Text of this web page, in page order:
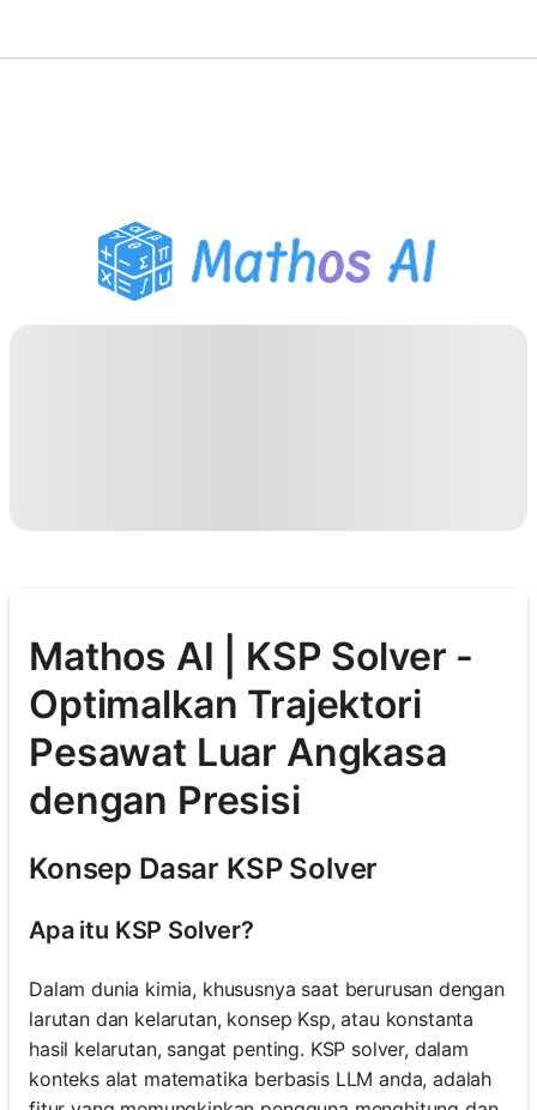
Pembantu PR PDF
Alat Belajar
Mathos AI | KSP Solver -
Optimalkan Trajektori
Pesawat Luar Angkasa
dengan Presisi
Konsep Dasar KSP Solver
Apa itu KSP Solver?
Dalam dunia kimia, khususnya saat berurusan dengan
larutan dan kelarutan, konsep Ksp, atau konstanta
hasil kelarutan, sangat penting. KSP solver, dalam
konteks alat matematika berbasis LLM anda, adalah